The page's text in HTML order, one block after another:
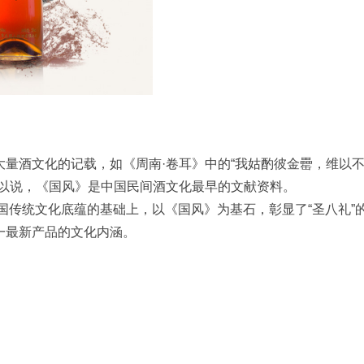
酒文化的记载，如《周南·卷耳》中的“我姑酌彼金罍，维以
说，《国风》是中国民间酒文化最早的文献资料。
传统文化底蕴的基础上，以《国风》为基石，彰显了“圣八礼”
新产品的文化内涵。